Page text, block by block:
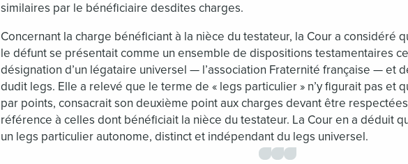
similaires par le bénéficiaire desdites charges.
Concernant la charge bénéficiant à la nièce du testateur, la Cour a considéré
le défunt se présentait comme un ensemble de dispositions testamentaires
désignation d’un légataire universel — l’association Fraternité française — et
dudit legs. Elle a relevé que le terme de « legs particulier » n’y figurait pas et
par points, consacrait son deuxième point aux charges devant être
référence à celles dont bénéficiait la nièce du testateur. La Cour en a déduit
un legs particulier autonome, distinct et indépendant du legs universel.